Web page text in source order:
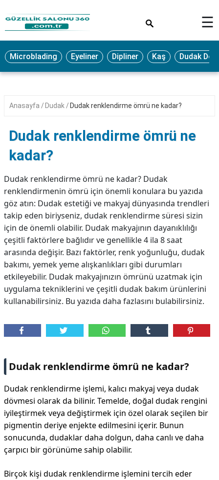
MAKYAJ
MİCROBLADİNG
EPİLASYON
PROTEZ
TIRNAK
PEELİNG
ERKEK
BAKIMI
CİLT
BAKIMI
DİPLİNER
☰
Microblading Eyeliner Dipliner Kaş Dudak
Anasayfa Dudak Dudak renklendirme ömrü ne kadar?
Dudak renklendirme ömrü ne
kadar?
Dudak renklendirme ömrü ne kadar? Dudak
renklendirmenin ömrü için önemli konulara bu yazıda
göz atın: Dudak estetiği ve makyaj dünyasında trendleri
takip eden biriyseniz, dudak renklendirme süresi sizin
için de önemli olabilir. Dudak makyajının dayanıklılığı
çeşitli faktörlere bağlıdır ve genellikle 4 ila 8 saat
arasında değişir. Bazı faktörler, renk yoğunluğu, dudak
bakımı, yemek yeme alışkanlıkları gibi durumları
etkileyebilir. Dudak makyajınızın ömrünü uzatmak için
uygulama tekniklerini ve çeşitli dudak bakım ürünlerini
kullanabilirsiniz. Bu yazıda daha fazlasını bulabilirsiniz.
Dudak renklendirme ömrü ne kadar?
Dudak renklendirme işlemi, kalıcı makyaj veya dudak
dövmesi olarak da bilinir. Temelde, doğal dudak rengini
iyileştirmek veya değiştirmek için özel olarak seçilen bir
pigmentin deriye enjekte edilmesini içerir. Bunun
sonucunda, dudaklar daha dolgun, daha canlı ve daha
çarpıcı bir görünüme sahip olabilir.
Birçok kişi dudak renklendirme işlemini tercih eder